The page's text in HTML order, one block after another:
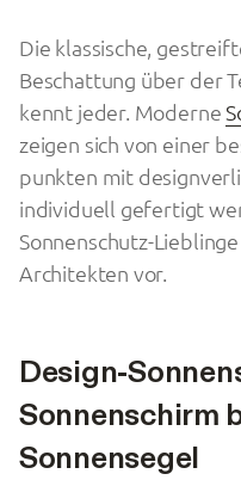
Die klassische,
Beschattung über der
kennt jeder. Moderne
zeigen sich von einer
punkten mit
individuell gefertigt
Sonnenschutz-
Architekten vor.
Design-
Sonnenschirm
Sonnensegel